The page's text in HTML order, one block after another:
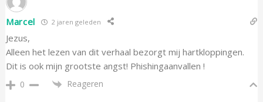
Marcel 2 jaren geleden
Jezus,
Alleen het lezen van dit verhaal bezorgt mij hartkloppingen.
Dit is ook mijn grootste angst! Phishingaanvallen !
0 Reageren